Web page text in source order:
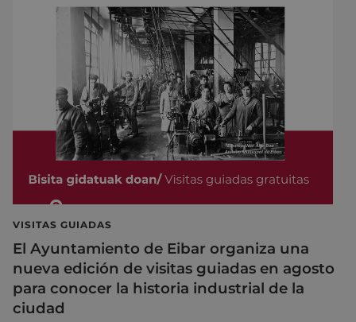
VISITAS GUIADAS
El Ayuntamiento de Eibar organiza una
nueva edición de visitas guiadas en agosto
para conocer la historia industrial de la
ciudad